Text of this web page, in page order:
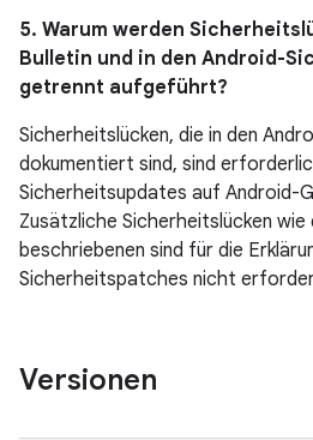
5. Warum werden
Bulletin und in den Android-
getrennt aufgeführt?
Sicherheitslücken, die in den
dokumentiert sind, sind
Sicherheitsupdates auf Android-
Zusätzliche Sicherheitslücken wie
beschriebenen sind für die
Sicherheitspatches nicht
Versionen